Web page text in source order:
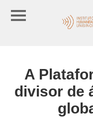
A
divisor de